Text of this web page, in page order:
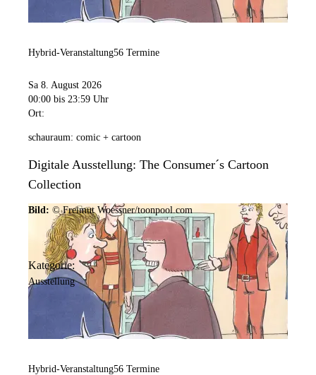
Hybrid-Veranstaltung56 Termine
Sa 8. August 2026
00:00 bis 23:59 Uhr
Ort:
schauraum: comic + cartoon
Digitale Ausstellung: The Consumer´s Cartoon
Collection
Bild: © Freimut Woessner/toonpool.com
Kategorie:
Ausstellung
Hybrid-Veranstaltung56 Termine